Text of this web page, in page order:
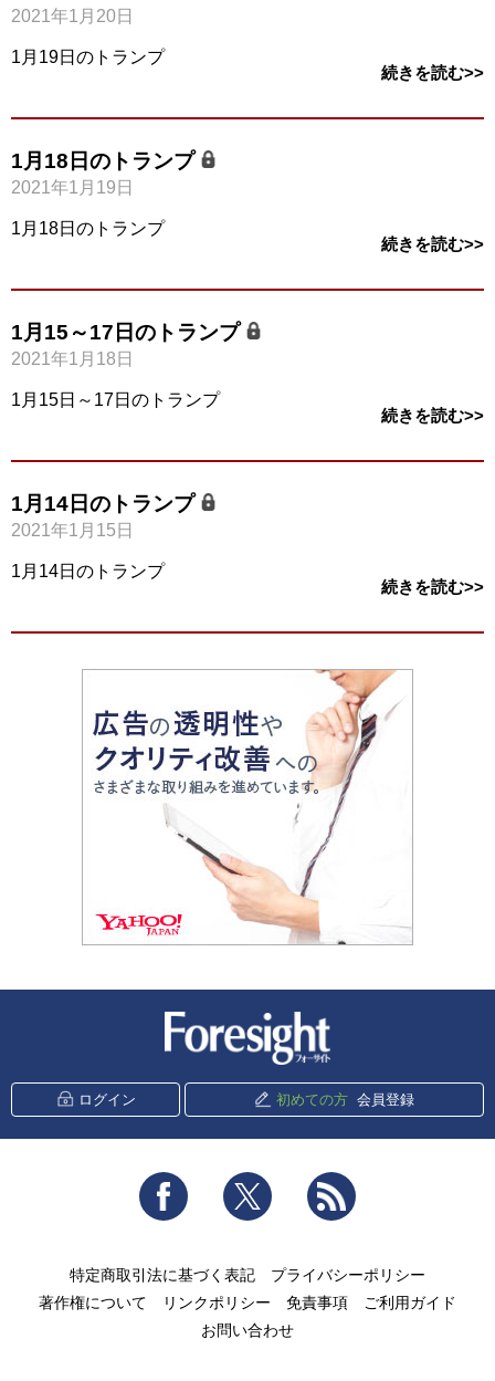
2021年1月20日
1月19日のトランプ
続きを読む>>
1月18日のトランプ
2021年1月19日
1月18日のトランプ
続きを読む>>
1月15～17日のトランプ
2021年1月18日
1月15日～17日のトランプ
続きを読む>>
1月14日のトランプ
2021年1月15日
1月14日のトランプ
続きを読む>>
ログイン 初めての方 会員登録
Facebook Twitter
特定商取引法に基づく表記
プライバシーポリシー
著作権について
リンクポリシー 免責事項
ご利用ガイド
お問い合わせ